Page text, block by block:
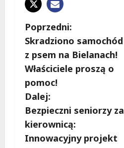
Z
o
b
a
c
z
Poprzedni:
Skradziono samochód
z psem na Bielanach!
Właściciele proszą o
pomoc!
Dalej:
Bezpieczni seniorzy za
kierownicą:
Innowacyjny projekt